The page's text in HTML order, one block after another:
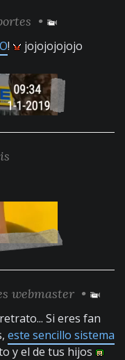
•
!
jojojojojojo
webmaster •
Si eres fan
este sencillo sistema
y el de tus hijos